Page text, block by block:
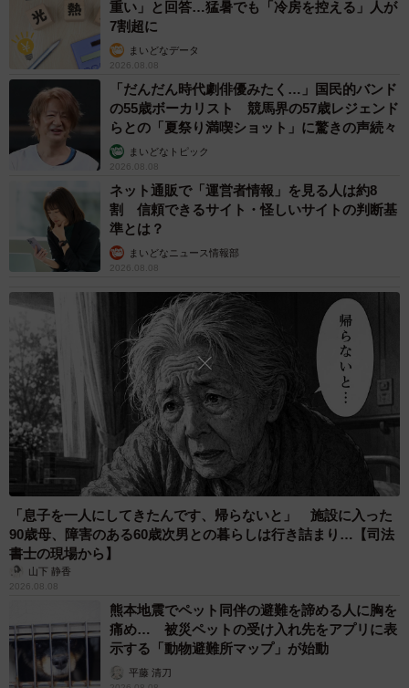
――最近のユキちゃんとサンちゃんは？
「相変わらずべったりです。ユキが2階に寝に行くとサンも
一緒についていってます。ただ最近暑くなってきたので、
ユキはべたべたされるのが嫌みたいです（苦笑）」
4/5
こちらも仲良し。ユキちゃんのそばで抱き合うサンちゃんと茶トラのレ
ンくん（かもしかさん提供、Twitterよりキャプチャ撮影）
――先住猫ちゃんのレンくんもサンちゃんと仲良くやって
いる？
重い」と回答…猛暑でも「冷房を控える」人が
7割超に
まいどなデータ
2026.08.08
「だんだん時代劇俳優みたく…」国民的バンド
の55歳ボーカリスト 競馬界の57歳レジェンド
らとの「夏祭り満喫ショット」に驚きの声続々
まいどなトピック
2026.08.08
ネット通販で「運営者情報」を見る人は約8
割 信頼できるサイト・怪しいサイトの判断基
準とは？
まいどなニュース情報部
2026.08.08
「息子を一人にしてきたんです、帰らないと」 施設に入った
90歳母、障害のある60歳次男との暮らしは行き詰まり…【司法
書士の現場から】
山下 静香
2026.08.08
熊本地震でペット同伴の避難を諦める人に胸を
痛め… 被災ペットの受け入れ先をアプリに表
示する「動物避難所マップ」が始動
平藤 清刀